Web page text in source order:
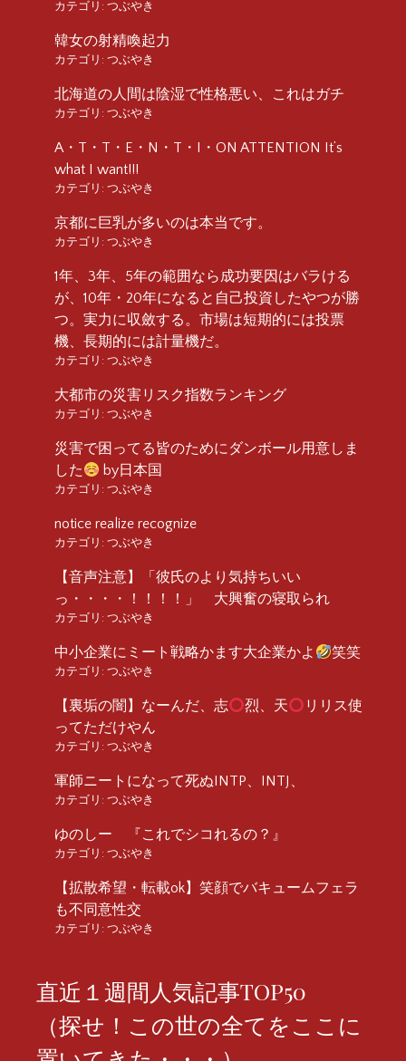
カテゴリ: つぶやき
韓女の射精喚起力
カテゴリ: つぶやき
北海道の人間は陰湿で性格悪い、これはガチ
カテゴリ: つぶやき
A・T・T・E・N・T・I・ON ATTENTION It’s
what I want!!!
カテゴリ: つぶやき
京都に巨乳が多いのは本当です。
カテゴリ: つぶやき
1年、3年、5年の範囲なら成功要因はバラける
が、10年・20年になると自己投資したやつが勝
つ。実力に収斂する。市場は短期的には投票
機、長期的には計量機だ。
カテゴリ: つぶやき
大都市の災害リスク指数ランキング
カテゴリ: つぶやき
災害で困ってる皆のためにダンボール用意しま
した
by日本国
カテゴリ: つぶやき
notice realize recognize
カテゴリ: つぶやき
【音声注意】「彼氏のより気持ちいい
っ・・・・！！！！」 大興奮の寝取られ
カテゴリ: つぶやき
中小企業にミート戦略かます大企業かよ 笑笑
カテゴリ: つぶやき
【裏垢の闇】なーんだ、志 烈、天
リリス使
ってただけやん
カテゴリ: つぶやき
軍師ニートになって死ぬINTP、INTJ、
カテゴリ: つぶやき
ゆのしー 『これでシコれるの？』
カテゴリ: つぶやき
【拡散希望・転載ok】笑顔でバキュームフェラ
も不同意性交
カテゴリ: つぶやき
直近１週間人気記事TOP50
（探せ！この世の全てをここに